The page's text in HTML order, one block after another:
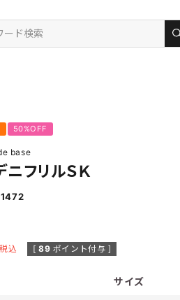
50%OFF
base
フリルＳＫ
税込 [ 89 ポイント付与 ]
サイズ